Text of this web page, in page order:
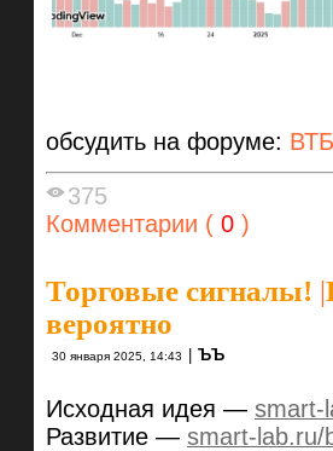
обсудить на форуме: ВТБ
375
Комментарии ( 0 )
Торговые сигналы! |
вероятно
30 января 2025, 14:43 | ЪЪ
Исходная идея — smart-
Развитие — smart-lab.ru/